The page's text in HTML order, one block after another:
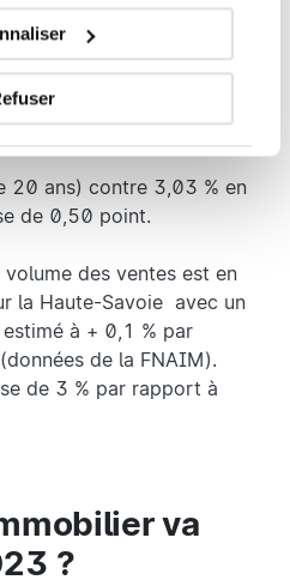
financier lors d’un
immobiliers, au 1er
de 0,52 point ;
20 ans) contre 3,03 % en
de 0,50 point.
des ventes est en
la Haute-Savoie avec un
à + 0,1 % par
de la FNAIM).
de 3 % par rapport à
va
?